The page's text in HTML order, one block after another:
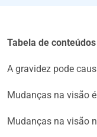
Tabela de conteúdos
A gravidez pode
Mudanças na visão
Mudanças na visão